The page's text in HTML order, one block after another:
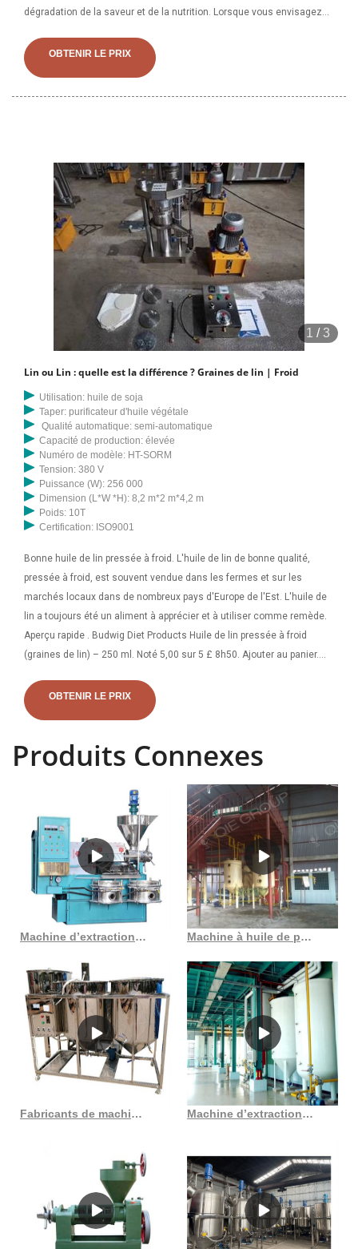
dégradation de la saveur et de la nutrition. Lorsque vous envisagez
plus chère mais est de qualité optimale. Pourquoi l’huile de lin
(pressée à froid) est-elle meilleure que l’huile de noix ? 7,19% d'acides
recommandée pour les adultes est d'environ 1 000 mg. ? 1 mg contre
0 mg ; Nettement plus de phosphore pour 100 g
OBTENIR LE PRIX
1 /3
Lin ou Lin : quelle est la différence ? Graines de lin | Froid
Utilisation: huile de soja
Taper: purificateur d'huile végétale
Qualité automatique: semi-automatique
Capacité de production: élevée
Numéro de modèle: HT-SORM
Tension: 380 V
Puissance (W): 256 000
Dimension (L*W *H): 8,2 m*2 m*4,2 m
Poids: 10T
Certification: ISO9001
Bonne huile de lin pressée à froid. L'huile de lin de bonne qualité,
pressée à froid, est souvent vendue dans les fermes et sur les
marchés locaux dans de nombreux pays d'Europe de l'Est. L'huile de
lin a toujours été un aliment à apprécier et à utiliser comme remède.
Aperçu rapide . Budwig Diet Products Huile de lin pressée à froid
(graines de lin) – 250 ml. Noté 5,00 sur 5 £ 8h50. Ajouter au panier.
L’huile pressée à froid est une huile produite par une combinaison de
broyage et de faible chaleur. De nombreux types de fruits, graines et
de cuisson ne passent pas par ce processus. L'introduction de
dégrade leur saveur, leur valeur nutritionnelle et leur couleur et peut
les exposer à des toxines. Réglementation régissant le processus de
pressage à froid
OBTENIR LE PRIX
Produits Connexes
Machine d’extraction d’huile de lavande d’amande à haute efficacité gzc10jfm1 Machine à huile de presse à froid d’argousier d’huile de presse à froid d’argousier
Fabricants de machines de moulin à huile à double engrenage Machine à huile à double engrenage Machine d’extraction par solvant d’huile de tournesol de haute précision au Maroc